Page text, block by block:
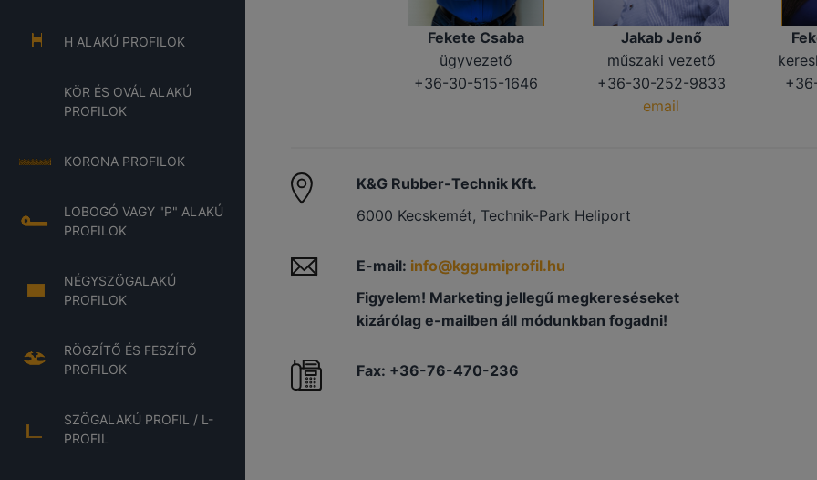
H ALAKÚ PROFILOK
KÖR ÉS OVÁL ALAKÚ
PROFILOK
KORONA PROFILOK
LOBOGÓ VAGY "P" ALAKÚ
PROFILOK
NÉGYSZÖGALAKÚ
PROFILOK
RÖGZÍTŐ ÉS FESZÍTŐ
PROFILOK
SZÖGALAKÚ PROFIL / L-
PROFIL
Fekete Csaba
ügyvezető
+36-30-515-1646
Jakab Jenő
műszaki vezető
+36-30-252-9833
email
K&G Rubber-Technik Kft.
6000 Kecskemét, Technik-Park Heliport
E-mail: info@kggumiprofil.hu
Figyelem! Marketing jellegű megkereséseket
kizárólag e-mailben áll módunkban fogadni!
Fax: +36-76-470-236